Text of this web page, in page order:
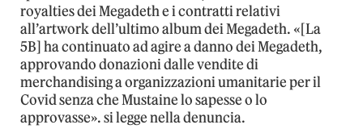
royalties dei Megadeth e i contratti relativi
all’artwork dell’ultimo album dei Megadeth. «[La
5B] ha continuato ad agire a danno dei Megadeth,
approvando donazioni dalle vendite di
merchandising a organizzazioni umanitarie per il
Covid senza che Mustaine lo sapesse o lo
approvasse». si legge nella denuncia.